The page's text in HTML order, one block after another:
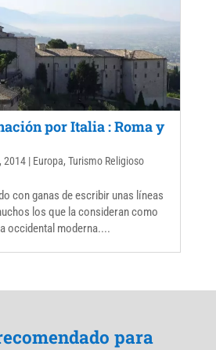
por Italia : Roma y
2014| Europa, Turismo Religioso
con ganas de escribir unas líneas
los que la consideran como
occidental moderna....
para